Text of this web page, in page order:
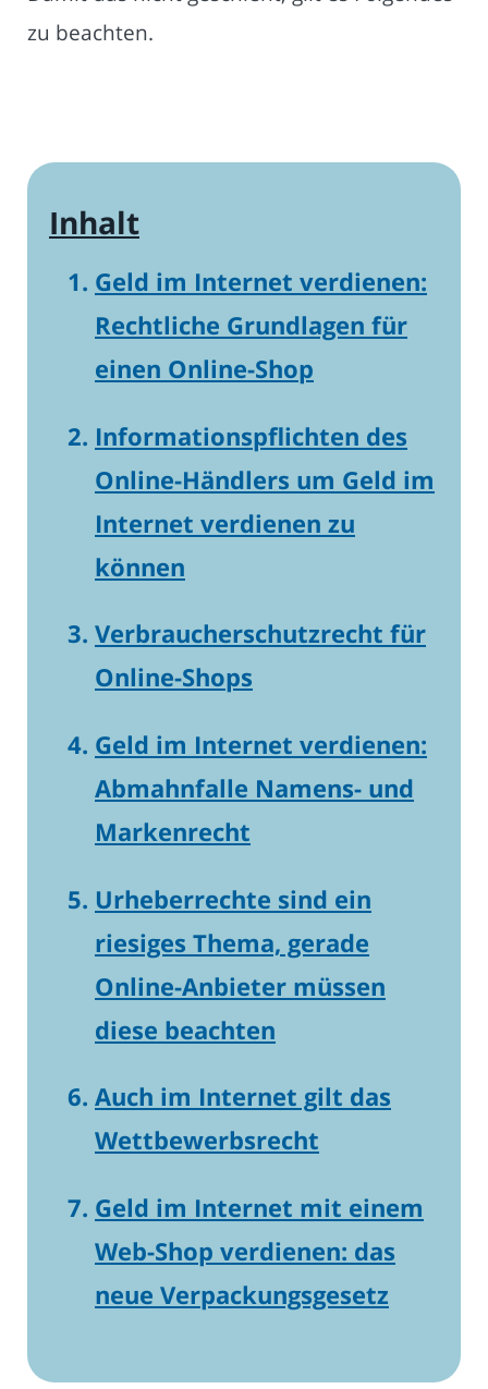
zu beachten.
Inhalt
Geld im Internet verdienen:
Rechtliche Grundlagen für
einen Online-Shop
Informationspflichten des
Online-Händlers um Geld im
Internet verdienen zu
können
Verbraucherschutzrecht für
Online-Shops
Geld im Internet verdienen:
Abmahnfalle Namens- und
Markenrecht
Urheberrechte sind ein
riesiges Thema, gerade
Online-Anbieter müssen
diese beachten
Auch im Internet gilt das
Wettbewerbsrecht
Geld im Internet mit einem
Web-Shop verdienen: das
neue Verpackungsgesetz